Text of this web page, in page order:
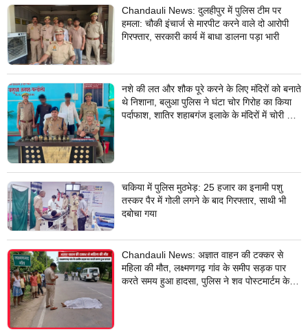
Chandauli News: दुलहीपुर में पुलिस टीम पर
हमला: चौकी इंचार्ज से मारपीट करने वाले दो आरोपी
गिरफ्तार, सरकारी कार्य में बाधा डालना पड़ा भारी
नशे की लत और शौक पूरे करने के लिए मंदिरों को बनाते
थे निशाना, बलुआ पुलिस ने घंटा चोर गिरोह का किया
पर्दाफाश, शातिर शहाबगंज इलाके के मंदिरों में चोरी की
चकिया में पुलिस मुठभेड़: 25 हजार का इनामी पशु
तस्कर पैर में गोली लगने के बाद गिरफ्तार, साथी भी
दबोचा गया
Chandauli News: अज्ञात वाहन की टक्कर से
महिला की मौत, लक्ष्मणगढ़ गांव के समीप सड़क पार
करते समय हुआ हादसा, पुलिस ने शव पोस्टमार्टम के